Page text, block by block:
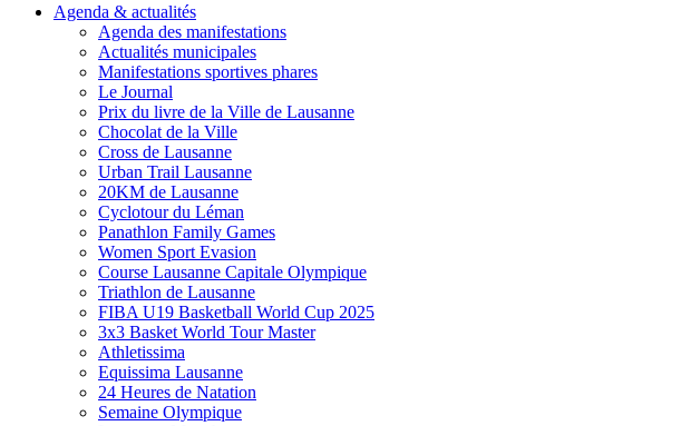
Agenda & actualités
Agenda des manifestations
Actualités municipales
Manifestations sportives phares
Le Journal
Prix du livre de la Ville de Lausanne
Chocolat de la Ville
Cross de Lausanne
Urban Trail Lausanne
20KM de Lausanne
Cyclotour du Léman
Panathlon Family Games
Women Sport Evasion
Course Lausanne Capitale Olympique
Triathlon de Lausanne
FIBA U19 Basketball World Cup 2025
3x3 Basket World Tour Master
Athletissima
Equissima Lausanne
24 Heures de Natation
Semaine Olympique